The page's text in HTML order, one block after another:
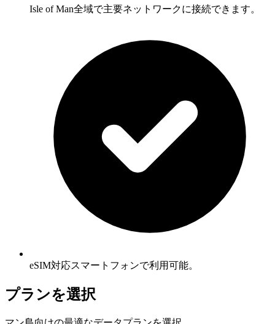
Isle of Man全域で主要ネットワークに接続できます。
eSIM対応スマートフォンで利用可能。
プランを選択